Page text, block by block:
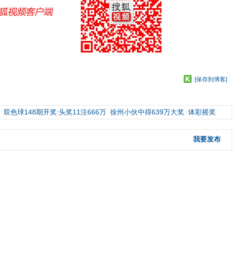
[保存到博客]
双色球148期开奖:头奖11注666万 徐州小伙中得639万大奖 体彩摇奖
我要发布